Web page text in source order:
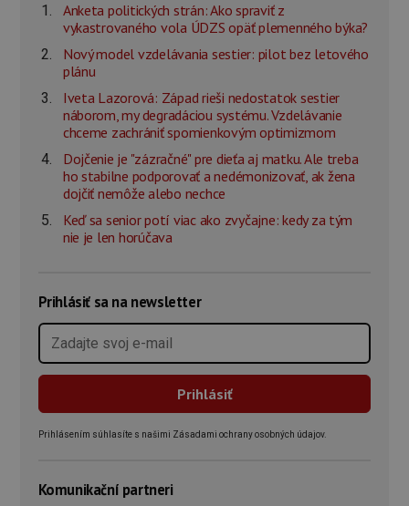
Anketa politických strán: Ako spraviť z
vykastrovaného vola ÚDZS opäť plemenného býka?
Nový model vzdelávania sestier: pilot bez letového
plánu
Iveta Lazorová: Západ rieši nedostatok sestier
náborom, my degradáciou systému. Vzdelávanie
chceme zachrániť spomienkovým optimizmom
Dojčenie je "zázračné" pre dieťa aj matku. Ale treba
ho stabilne podporovať a nedémonizovať, ak žena
dojčiť nemôže alebo nechce
Keď sa senior potí viac ako zvyčajne: kedy za tým
nie je len horúčava
Prihlásiť sa na newsletter
Prihlásením súhlasíte s našimi Zásadami ochrany osobných údajov.
Komunikační partneri